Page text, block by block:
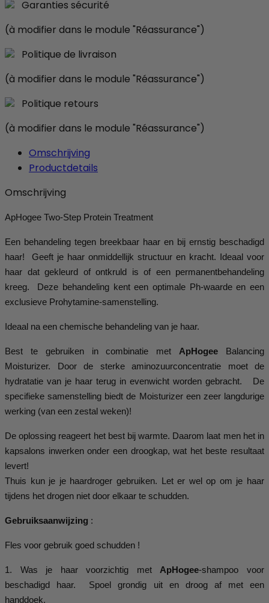
Garanties sécurité
(à modifier dans le module "Réassurance")
Politique de livraison
(à modifier dans le module "Réassurance")
Politique retours
(à modifier dans le module "Réassurance")
Omschrijving
Productdetails
Omschrijving
ApHogee Two-Step Protein Treatment
Een behandeling tegen breekbaar haar en bij ernstig beschadigd
haar! Geeft je haar onmiddellijk structuur en kracht. Ideaal voor
haar dat gekleurd of ontkruld is of een permanentbehandeling
kreeg. Deze behandeling kent een optimale Ph-waarde en een
exclusieve Prohytamine-samenstelling.
Ideaal na een chemische behandeling van je haar.
Best te gebruiken in combinatie metApHogee Balancing
Moisturizer. Door de sterke aminozuurconcentratie moet de
hydratatie van je haar terug in evenwicht worden gebracht. De
specifieke samenstelling biedt de Moisturizer een zeer langdurige
werking (van een zestal weken)!
De oplossing reageert het best bij warmte. Daarom laat men het in
kapsalons inwerken onder een droogkap, wat het beste resultaat
levert!
Thuis kun je je haardroger gebruiken. Let er wel op om je haar
tijdens het drogen niet door elkaar te schudden.
Gebruiksaanwijzing :
Fles voor gebruik goed schudden !
1. Was je haar voorzichtig metApHogee-shampoo voor
beschadigd haar. Spoel grondig uit en droog af met een
handdoek.